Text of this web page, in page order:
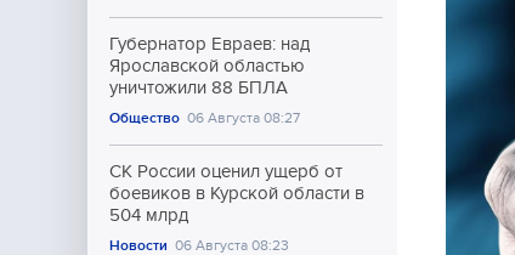
Губернатор Евраев: над
Ярославской областью
уничтожили 88 БПЛА
Общество 06 Августа 08:27
СК России оценил ущерб от
боевиков в Курской области в
504 млрд
Новости 06 Августа 08:23